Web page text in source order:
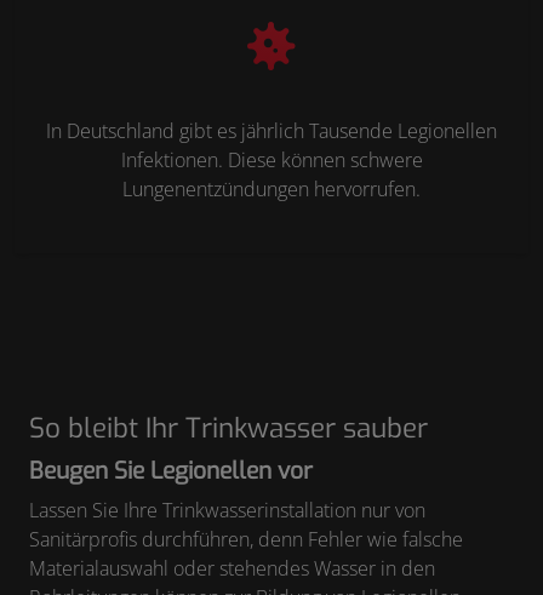
In Deutschland gibt es jährlich Tausende Legionellen
Infektionen. Diese können schwere
Lungenentzündungen hervorrufen.
So bleibt Ihr Trinkwasser sauber
Beugen Sie Legionellen vor
Lassen Sie Ihre Trinkwasserinstallation nur von
Sanitärprofis durchführen, denn Fehler wie falsche
Materialauswahl oder stehendes Wasser in den